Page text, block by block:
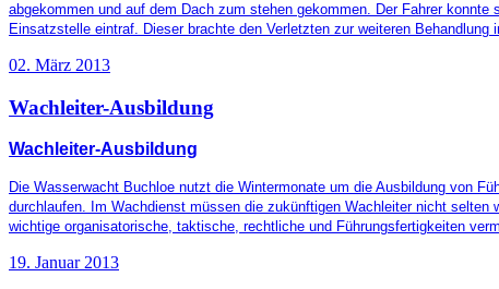
abgekommen und auf dem Dach zum stehen gekommen. Der Fahrer
Einsatzstelle eintraf. Dieser brachte den Verletzten zur weiteren Behandlung
02. März 2013
Wachleiter-Ausbildung
Wachleiter-Ausbildung
Die Wasserwacht Buchloe nutzt die Wintermonate um die Ausbildung von
durchlaufen. Im Wachdienst müssen die zukünftigen Wachleiter nicht
wichtige organisatorische, taktische, rechtliche und Führungsfertigkeiten
19. Januar 2013